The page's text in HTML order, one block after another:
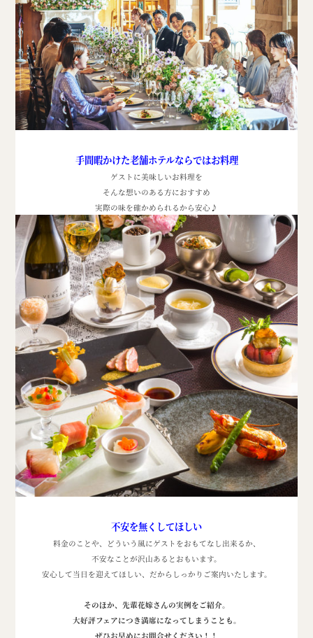
手間暇かけた老舗ホテルならではお料理
ゲストに美味しいお料理を
そんな想いのある方におすすめ
実際の味を確かめられるから安心 ♪
不安を無くしてほしい
料金のことや、どういう風にゲストをおもてなし出来るか、
不安なことが沢山あるとおもいます。
安心して当日を迎えてほしい、だからしっかりご案内いたします。
そのほか、先輩花嫁さんの実例をご紹介。
大好評フェアにつき満席になってしまうことも。
ぜひお早めにお問合せください！！